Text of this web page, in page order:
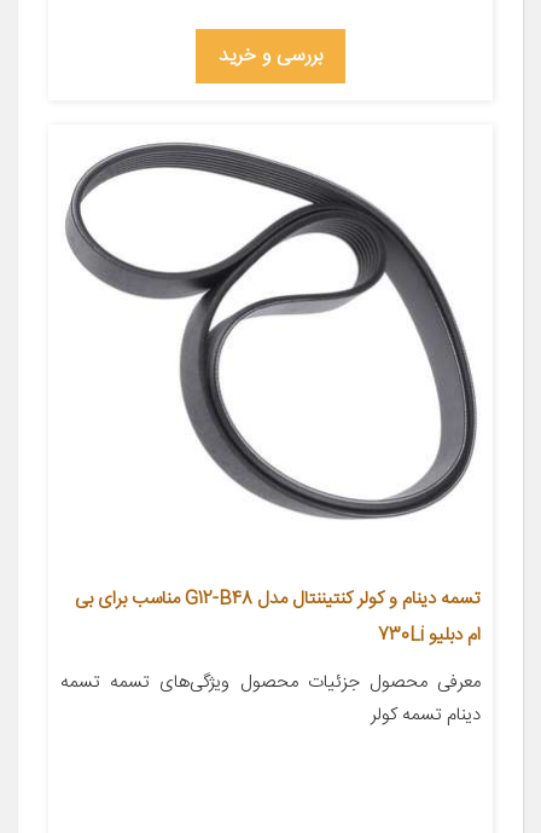
بررسی و خرید
تسمه دینام و کولر کنتیننتال مدل G12-B48 مناسب برای بی
ام دبلیو 730Li
معرفی محصول جزئیات محصول ویژگی‌های تسمه تسمه
دینام تسمه کولر